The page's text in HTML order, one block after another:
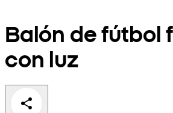
Balón de fútbol
con luz